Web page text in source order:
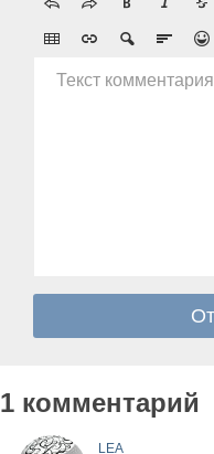
Текст комментария
1 комментарий
LEA